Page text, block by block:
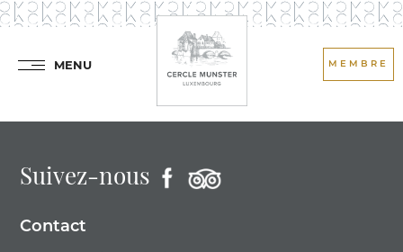
MENU MEMBRE
Suivez-nous
Contact